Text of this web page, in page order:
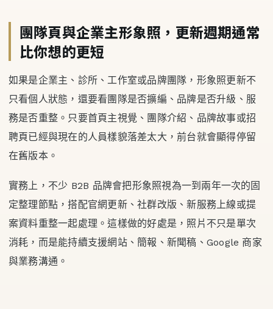
團隊頁與企業主形象照，更新週期通常
比你想的更短
如果是企業主、診所、工作室或品牌團隊，形象照更新不
只看個人狀態，還要看團隊是否擴編、品牌是否升級、服
務是否重整。只要首頁主視覺、團隊介紹、品牌故事或招
聘頁已經與現在的人員樣貌落差太大，前台就會顯得停留
在舊版本。
實務上，不少 B2B 品牌會把形象照視為一到兩年一次的固
定整理節點，搭配官網更新、社群改版、新服務上線或提
案資料重整一起處理。這樣做的好處是，照片不只是單次
消耗，而是能持續支援網站、簡報、新聞稿、Google 商家
與業務溝通。